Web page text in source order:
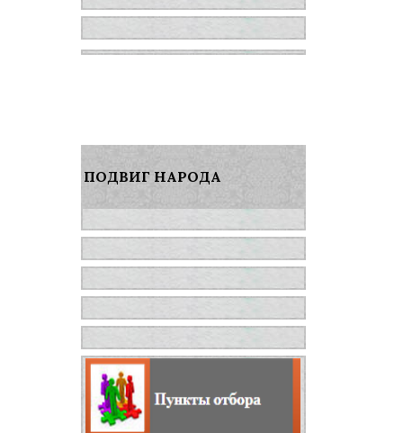
ПОДВИГ НАРОДА